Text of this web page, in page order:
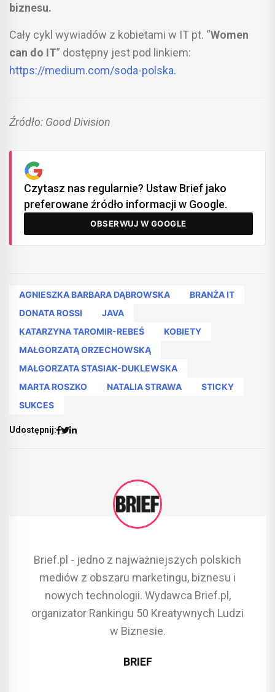
biznesu.
Cały cykl wywiadów z kobietami w IT pt. “Women
can do IT” dostępny jest pod linkiem:
https://medium.com/soda-polska.
Źródło: Good Division
Czytasz nas regularnie? Ustaw Brief jako
preferowane źródło informacji w Google.
OBSERWUJ W GOOGLE
AGNIESZKA BARBARA DĄBROWSKA
BRANŻA IT
DONATA ROSSI
JAVA
KATARZYNA TAROMIR-REBEŚ
KOBIETY
MAŁGORZATĄ ORZECHOWSKĄ
MAŁGORZATA STASIAK-DUKLEWSKA
MARTA ROSZKO
NATALIA STRAWA
STICKY
SUKCES
Udostępnij:
Brief.pl - jedno z najważniejszych polskich
mediów z obszaru marketingu, biznesu i
nowych technologii. Wydawca Brief.pl,
organizator Rankingu 50 Kreatywnych Ludzi
w Biznesie.
BRIEF